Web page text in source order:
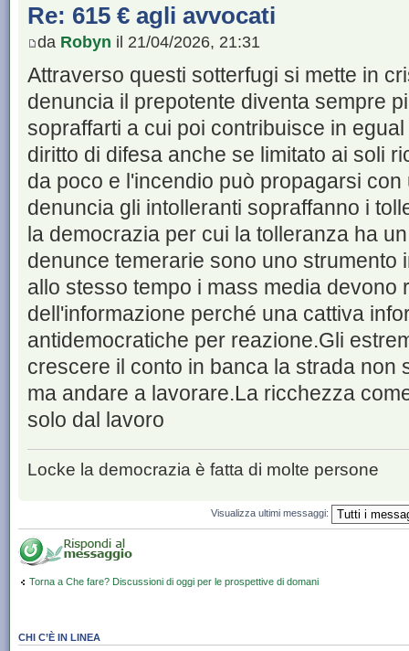
Re: 615 € agli avvocati
da Robyn il 21/04/2026, 21:31
Attraverso questi sotterfugi si mette in
denuncia il prepotente diventa sempre
sopraffarti a cui poi contribuisce in
diritto di difesa anche se limitato ai soli
da poco e l'incendio può propagarsi
denuncia gli intolleranti sopraffanno i
la democrazia per cui la tolleranza ha
denunce temerarie sono uno strumento
allo stesso tempo i mass media devono
dell'informazione perché una cattiva
antidemocratiche per reazione.Gli
crescere il conto in banca la strada non
ma andare a lavorare.La ricchezza
solo dal lavoro
Locke la democrazia è fatta di molte persone
Visualizza ultimi messaggi:
Torna a Che fare? Discussioni di oggi per le prospettive di domani
CHI C’È IN LINEA